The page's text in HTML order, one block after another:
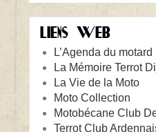
LIENS WEB
L’Agenda du motard
La Mémoire Terrot
La Vie de la Moto
Moto Collection
Motobécane Club
Terrot Club